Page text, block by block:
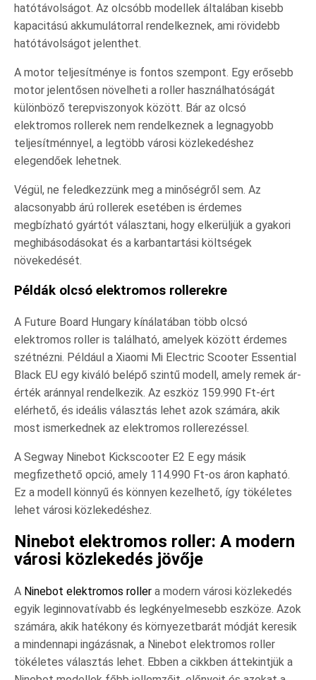
hatótávolságot. Az olcsóbb modellek általában kisebb
kapacitású akkumulátorral rendelkeznek, ami rövidebb
hatótávolságot jelenthet.
A motor teljesítménye is fontos szempont. Egy erősebb
motor jelentősen növelheti a roller használhatóságát
különböző terepviszonyok között. Bár az olcsó
elektromos rollerek nem rendelkeznek a legnagyobb
teljesítménnyel, a legtöbb városi közlekedéshez
elegendőek lehetnek.
Végül, ne feledkezzünk meg a minőségről sem. Az
alacsonyabb árú rollerek esetében is érdemes
megbízható gyártót választani, hogy elkerüljük a gyakori
meghibásodásokat és a karbantartási költségek
növekedését.
Példák olcsó elektromos rollerekre
A Future Board Hungary kínálatában több olcsó
elektromos roller is található, amelyek között érdemes
szétnézni. Például a Xiaomi Mi Electric Scooter Essential
Black EU egy kiváló belépő szintű modell, amely remek ár-
érték aránnyal rendelkezik. Az eszköz 159.990 Ft-ért
elérhető, és ideális választás lehet azok számára, akik
most ismerkednek az elektromos rollerezéssel.
A Segway Ninebot Kickscooter E2 E egy másik
megfizethető opció, amely 114.990 Ft-os áron kapható.
Ez a modell könnyű és könnyen kezelhető, így tökéletes
lehet városi közlekedéshez.
Ninebot elektromos roller: A modern
városi közlekedés jövője
A Ninebot elektromos roller a modern városi közlekedés
egyik leginnovatívabb és legkényelmesebb eszköze. Azok
számára, akik hatékony és környezetbarát módját keresik
a mindennapi ingázásnak, a Ninebot elektromos roller
tökéletes választás lehet. Ebben a cikkben áttekintjük a